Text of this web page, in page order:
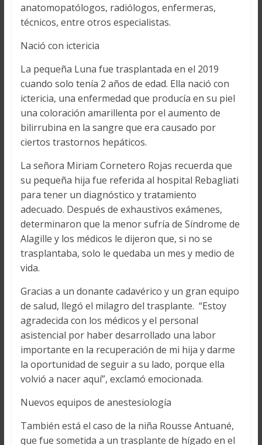
anatomopatólogos, radiólogos, enfermeras,
técnicos, entre otros especialistas.
Nació con ictericia
La pequeña Luna fue trasplantada en el 2019
cuando solo tenía 2 años de edad. Ella nació con
ictericia, una enfermedad que producía en su piel
una coloración amarillenta por el aumento de
bilirrubina en la sangre que era causado por
ciertos trastornos hepáticos.
La señora Miriam Cornetero Rojas recuerda que
su pequeña hija fue referida al hospital Rebagliati
para tener un diagnóstico y tratamiento
adecuado. Después de exhaustivos exámenes,
determinaron que la menor sufría de Síndrome de
Alagille y los médicos le dijeron que, si no se
trasplantaba, solo le quedaba un mes y medio de
vida.
Gracias a un donante cadavérico y un gran equipo
de salud, llegó el milagro del trasplante. “Estoy
agradecida con los médicos y el personal
asistencial por haber desarrollado una labor
importante en la recuperación de mi hija y darme
la oportunidad de seguir a su lado, porque ella
volvió a nacer aquí”, exclamó emocionada.
Nuevos equipos de anestesiología
También está el caso de la niña Rousse Antuané,
que fue sometida a un trasplante de hígado en el